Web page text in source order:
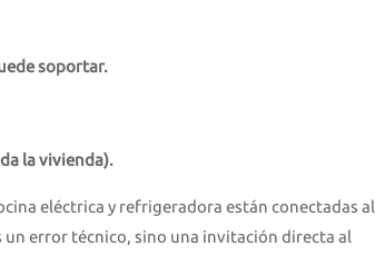
soportar.
la vivienda).
eléctrica y refrigeradora están conectadas al
error técnico, sino una invitación directa al